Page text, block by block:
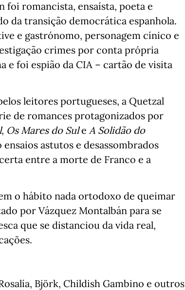
foi romancista, ensaísta, poeta e
da transição democrática espanhola.
e gastrónomo, personagem cínico e
crimes por conta própria
e foi espião da CIA – cartão de visita
leitores portugueses, a Quetzal
de romances protagonizados por
, Os Mares do Sule A Solidão do
astutos e desassombrados
entre a morte de Franco e a
o hábito nada ortodoxo de queimar
por Vázquez Montalbán para se
que se distanciou da vida real,
Björk, Childish Gambino e outros